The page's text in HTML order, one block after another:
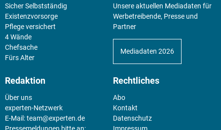
Sicher Selbstständig
Existenz­vorsorge
Pflege versichert
4 Wände
Chefsache
Fürs Alter
Unsere aktuellen Mediadaten für
Werbetreibende, Presse und
Partner
Mediadaten 2026
Redaktion
Über uns
experten-Netzwerk
E-Mail:team@experten.de
Rechtliches
Abo
Kontakt
Datenschutz